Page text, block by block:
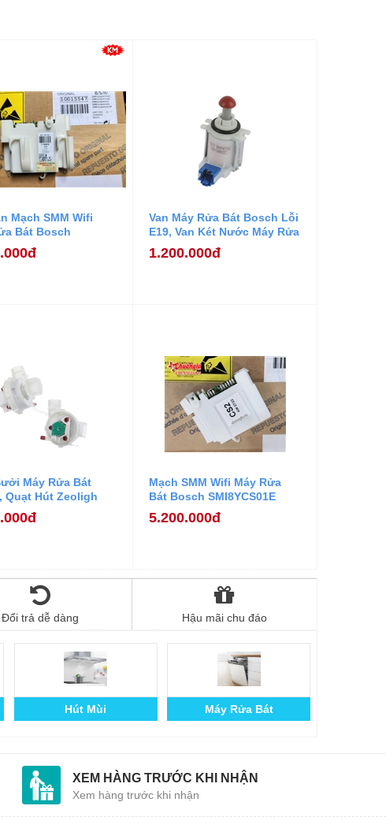
Mạch SMM Wifi
Bát Bosch
Van Máy Rửa Bát Bosch Lỗi
E19, Van Két Nước Máy Rửa
Bát Bosch.
1.200.000đ
Máy Rửa Bát
Quạt Hút Zeoligh
Bát Bosch
Mạch SMM Wifi Máy Rửa
Bát Bosch SMI8YCS01E
5.200.000đ
Đổi trả dễ dàng Hậu mãi chu đáo
Hút Mùi Máy Rửa Bát
XEM HÀNG TRƯỚC KHI NHẬN
Xem hàng trước khi nhận